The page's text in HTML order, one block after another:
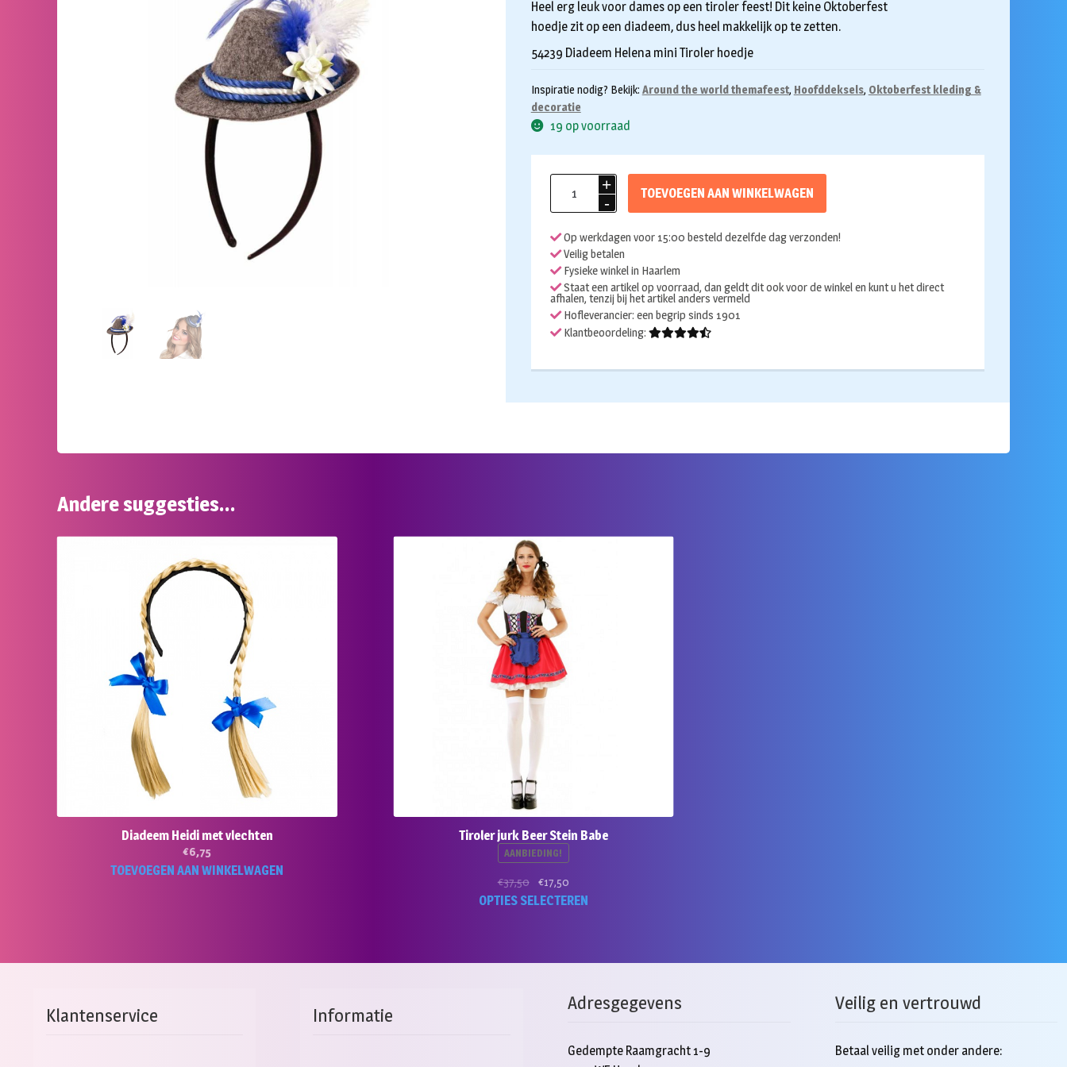
Heel erg leuk voor dames op een tiroler feest! Dit keine Oktoberfest
hoedje zit op een diadeem, dus heel makkelijk op te zetten.
54239 Diadeem Helena mini Tiroler hoedje
Inspiratie nodig? Bekijk: Around the world themafeest, Hoofddeksels, Oktoberfest kleding &
decoratie
19 op voorraad
Tiroler
grijs
aantal
TOEVOEGEN AAN WINKELWAGEN
Op werkdagen voor 15:00 besteld dezelfde dag verzonden!
Veilig betalen
Fysieke winkel in Haarlem
Staat een artikel op voorraad, dan geldt dit ook voor de winkel en kunt u het direct
afhalen, tenzij bij het artikel anders vermeld
Hofleverancier: een begrip sinds 1901
Klantbeoordeling:
Andere suggesties…
Diadeem Heidi met vlechten
€6,75
TOEVOEGEN AAN WINKELWAGEN
Tiroler jurk Beer Stein Babe
AANBIEDING!
€37,50
Oorspronkelijke
prijs
€17,50
prijs
OPTIES SELECTEREN
optie
worden
Klantenservice Informatie
Adresgegevens
Gedempte Raamgracht 1-9
Veilig en vertrouwd
Betaal veilig met onder andere: